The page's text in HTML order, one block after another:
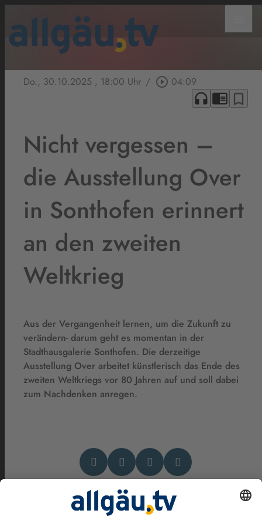
Do., 30.10.2025 , 18:00 Uhr / play_circle_outline 04:09
headphones chrome_reader_mode bookmark_border
Nicht vergessen –
die Ausstellung Over
in Sonthofen erinnert
an den zweiten
Weltkrieg
Aus der Vergangenheit lernen, um die Zukunft zu
verändern- darum geht es momentan in der
Stadthausgalerie Sonthofen. Die derzeitige
Ausstellung Over arbeitet künstlerisch das Ende des
zweiten Weltkriegs vor 80 Jahren auf und soll dabei
zum Nachdenken anregen.